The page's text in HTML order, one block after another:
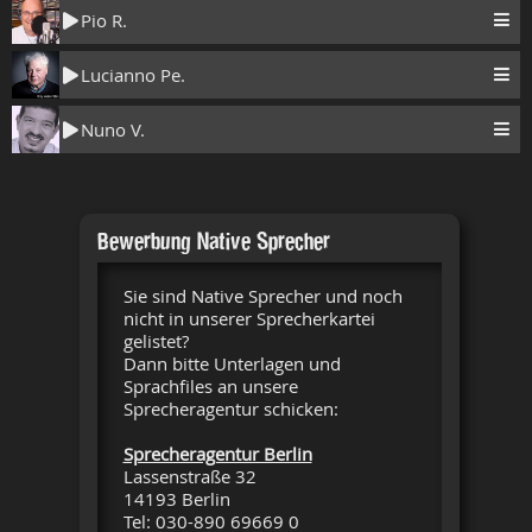
Pio R.
Lucianno Pe.
Nuno V.
Bewerbung Native Sprecher
Sie sind Native Sprecher und noch
nicht in unserer Sprecherkartei
gelistet?
Dann bitte Unterlagen und
Sprachfiles an unsere
Sprecheragentur schicken:
Sprecheragentur Berlin
Lassenstraße 32
14193 Berlin
Tel: 030-890 69669 0